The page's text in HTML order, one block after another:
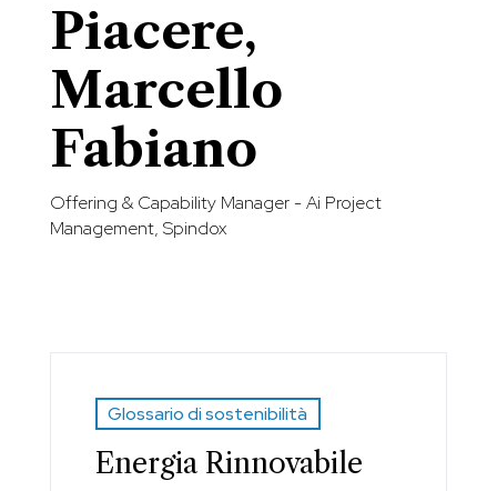
Piacere,
Marcello
Fabiano
Offering & Capability Manager - Ai Project
Management, Spindox
Glossario di sostenibilità
Energia Rinnovabile